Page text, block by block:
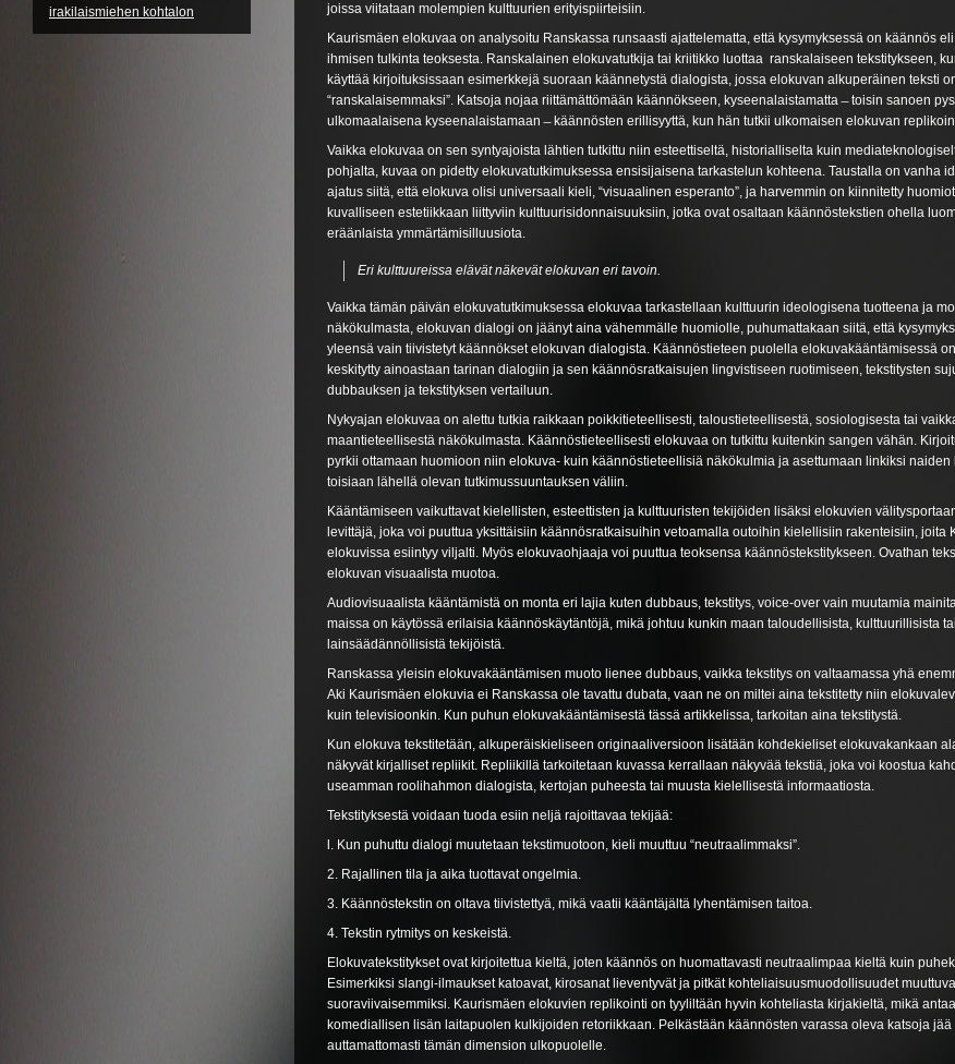
irakilaismiehen kohtalon
joissa viitataan molempien kulttuurien erityispiirteisiin.
Kaurismäen elokuvaa on analysoitu Ranskassa runsaasti ajattelematta, että kysymyksessä on käännös
ihmisen tulkinta teoksesta. Ranskalainen elokuvatutkija tai kriitikko luottaa ranskalaiseen tekstitykseen,
käyttää kirjoituksissaan esimerkkejä suoraan käännetystä dialogista, jossa elokuvan alkuperäinen teksti
“ranskalaisemmaksi”. Katsoja nojaa riittämättömään käännökseen, kyseenalaistamatta ̶ toisin sanoen
ulkomaalaisena kyseenalaistamaan ̶ käännösten erillisyyttä, kun hän tutkii ulkomaisen elokuvan
Vaikka elokuvaa on sen syntyajoista lähtien tutkittu niin esteettiseltä, historialliselta kuin
pohjalta, kuvaa on pidetty elokuvatutkimuksessa ensisijaisena tarkastelun kohteena. Taustalla on vanha
ajatus siitä, että elokuva olisi universaali kieli, “visuaalinen esperanto”, ja harvemmin on kiinnitetty
kuvalliseen estetiikkaan liittyviin kulttuurisidonnaisuuksiin, jotka ovat osaltaan käännöstekstien ohella
eräänlaista ymmärtämisilluusiota.
Eri kulttuureissa elävät näkevät elokuvan eri tavoin.
Vaikka tämän päivän elokuvatutkimuksessa elokuvaa tarkastellaan kulttuurin ideologisena tuotteena ja
näkökulmasta, elokuvan dialogi on jäänyt aina vähemmälle huomiolle, puhumattakaan siitä, että
yleensä vain tiivistetyt käännökset elokuvan dialogista. Käännöstieteen puolella elokuvakääntämisessä
keskitytty ainoastaan tarinan dialogiin ja sen käännösratkaisujen lingvistiseen ruotimiseen, tekstitysten
dubbauksen ja tekstityksen vertailuun.
Nykyajan elokuvaa on alettu tutkia raikkaan poikkitieteellisesti, taloustieteellisestä, sosiologisesta tai
maantieteellisestä näkökulmasta. Käännöstieteellisesti elokuvaa on tutkittu kuitenkin sangen vähän.
pyrkii ottamaan huomioon niin elokuva- kuin käännöstieteellisiä näkökulmia ja asettumaan linkiksi naiden
toisiaan lähellä olevan tutkimussuuntauksen väliin.
Kääntämiseen vaikuttavat kielellisten, esteettisten ja kulttuuristen tekijöiden lisäksi elokuvien
levittäjä, joka voi puuttua yksittäisiin käännösratkaisuihin vetoamalla outoihin kielellisiin rakenteisiin, joita
elokuvissa esiintyy viljalti. Myös elokuvaohjaaja voi puuttua teoksensa käännöstekstitykseen. Ovathan
elokuvan visuaalista muotoa.
Audiovisuaalista kääntämistä on monta eri lajia kuten dubbaus, tekstitys, voice-over vain muutamia
maissa on käytössä erilaisia käännöskäytäntöjä, mikä johtuu kunkin maan taloudellisista, kulttuurillisista tai
lainsäädännöllisistä tekijöistä.
Ranskassa yleisin elokuvakääntämisen muoto lienee dubbaus, vaikka tekstitys on valtaamassa yhä
Aki Kaurismäen elokuvia ei Ranskassa ole tavattu dubata, vaan ne on miltei aina tekstitetty niin
kuin televisioonkin. Kun puhun elokuvakääntämisestä tässä artikkelissa, tarkoitan aina tekstitystä.
Kun elokuva tekstitetään, alkuperäiskieliseen originaaliversioon lisätään kohdekieliset elokuvakankaan
näkyvät kirjalliset repliikit. Repliikillä tarkoitetaan kuvassa kerrallaan näkyvää tekstiä, joka voi koostua
useamman roolihahmon dialogista, kertojan puheesta tai muusta kielellisestä informaatiosta.
Tekstityksestä voidaan tuoda esiin neljä rajoittavaa tekijää:
l. Kun puhuttu dialogi muutetaan tekstimuotoon, kieli muuttuu “neutraalimmaksi”.
2. Rajallinen tila ja aika tuottavat ongelmia.
3. Käännöstekstin on oltava tiivistettyä, mikä vaatii kääntäjältä lyhentämisen taitoa.
4. Tekstin rytmitys on keskeistä.
Elokuvatekstitykset ovat kirjoitettua kieltä, joten käännös on huomattavasti neutraalimpaa kieltä kuin
Esimerkiksi slangi-ilmaukset katoavat, kirosanat lieventyvät ja pitkät kohteliaisuusmuodollisuudet
suoraviivaisemmiksi. Kaurismäen elokuvien replikointi on tyyliltään hyvin kohteliasta kirjakieltä, mikä antaa
komediallisen lisän laitapuolen kulkijoiden retoriikkaan. Pelkästään käännösten varassa oleva katsoja jää
auttamattomasti tämän dimension ulkopuolelle.